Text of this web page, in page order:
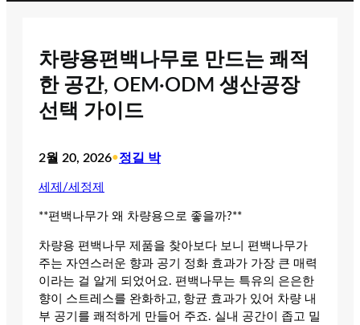
차량용편백나무로 만드는 쾌적
한 공간, OEM·ODM 생산공장
선택 가이드
2월 20, 2026•정길 박
세제/세정제
**편백나무가 왜 차량용으로 좋을까?**
차량용 편백나무 제품을 찾아보다 보니 편백나무가
주는 자연스러운 향과 공기 정화 효과가 가장 큰 매력
이라는 걸 알게 되었어요. 편백나무는 특유의 은은한
향이 스트레스를 완화하고, 항균 효과가 있어 차량 내
부 공기를 쾌적하게 만들어 주죠. 실내 공간이 좁고 밀